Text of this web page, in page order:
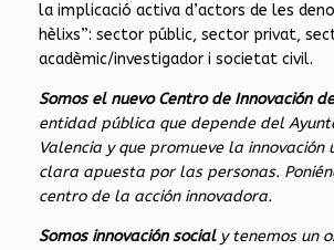
la implicació activa d’actors de les
hèlixs”: sector públic, sector privat,
acadèmic/investigador i societat civil.
Somos el nuevo Centro de Innovación
entidad pública que depende del
Valencia y que promueve la innovación
clara apuesta por las personas.
centro de la acción innovadora.
Somos innovación socialy tenemos un